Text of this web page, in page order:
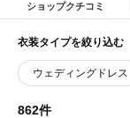
ショップクチコミ
衣装タイプを絞り込む
ウェディングドレス
862件